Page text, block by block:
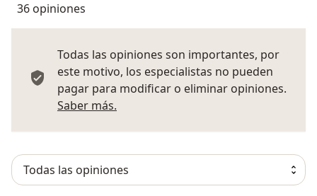
36 opiniones
Todas las opiniones son importantes, por
este motivo, los especialistas no pueden
pagar para modificar o eliminar opiniones.
Saber más.